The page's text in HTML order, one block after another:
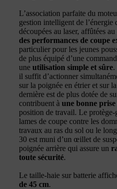
L’association parfaite du
gestion intelligent de l’énergie
découpées au laser, affûtées
des performances de coupe
particulier pour les jeunes
de plus équipé d’une
une utilisation simple et sûre.
il suffit d’actionner
sur la poignée en étrier et sur
dernière est de plus dotée de
contribuent à une bonne
position de travail. Le protège-
lames de coupe contre les
travaux au ras du sol ou le
30 est muni d’un œillet de
poignée arrière qui assure un
toute sécurité.
Le taille-haie sur batterie
de 45 cm.